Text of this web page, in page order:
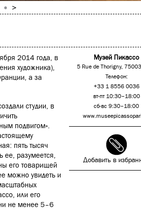
Музей Пикассо
5 Rue de Thorigny,
Телефон:
+33 1 8556 0036
вт-пт 10:30–18:00
сб-вс 9:30–18:00
Добавить в
2014 года, в
художника),
а за
студии, в
подвигом».
пять тысяч
ее, разумеется,
его товарищей
можно увидеть и
или его
не менее 5–6